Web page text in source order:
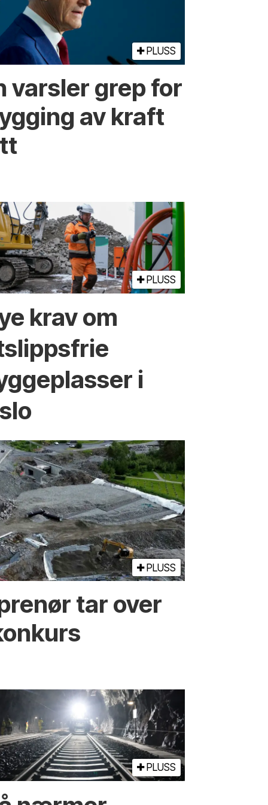
PLUSS
varsler grep for
av kraft
PLUSS
krav om
i
PLUSS
tar over
PLUSS